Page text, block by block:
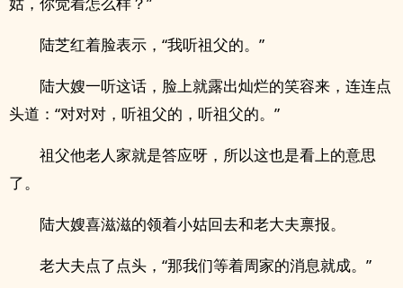
陆芝红着脸表示，“我听祖父的。”
陆大嫂一听这话，脸上就露出灿烂的笑容来，连连点
头道：“对对对，听祖父的，听祖父的。”
祖父他老人家就是答应呀，所以这也是看上的意思
了。
陆大嫂喜滋滋的领着小姑回去和老大夫禀报。
老大夫点了点头，“那我们等着周家的消息就成。”